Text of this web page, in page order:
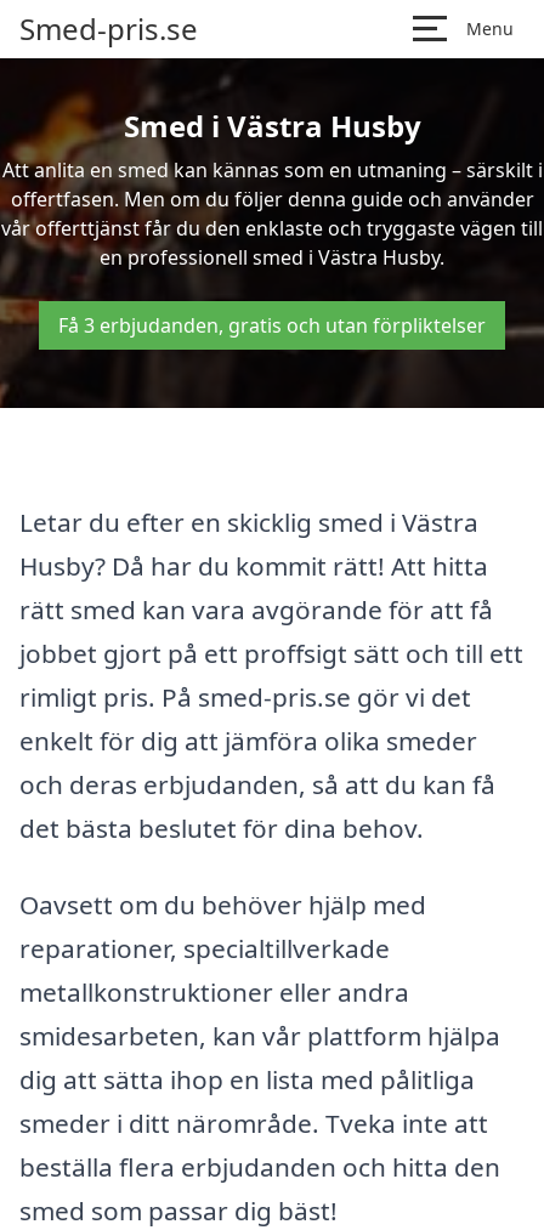
Smed-pris.se Menu
Smed i Västra Husby
Att anlita en smed kan kännas som en utmaning – särskilt i
offertfasen. Men om du följer denna guide och använder
vår offerttjänst får du den enklaste och tryggaste vägen till
en professionell smed i Västra Husby.
Få 3 erbjudanden, gratis och utan förpliktelser
Letar du efter en skicklig smed i Västra
Husby? Då har du kommit rätt! Att hitta
rätt smed kan vara avgörande för att få
jobbet gjort på ett proffsigt sätt och till ett
rimligt pris. På smed-pris.se gör vi det
enkelt för dig att jämföra olika smeder
och deras erbjudanden, så att du kan få
det bästa beslutet för dina behov.
Oavsett om du behöver hjälp med
reparationer, specialtillverkade
metallkonstruktioner eller andra
smidesarbeten, kan vår plattform hjälpa
dig att sätta ihop en lista med pålitliga
smeder i ditt närområde. Tveka inte att
beställa flera erbjudanden och hitta den
smed som passar dig bäst!